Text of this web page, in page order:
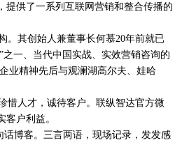
提供了一系列互联网营销和整合传播的
。其创始人兼董事长何慕20年前就已
一、当代中国实战、实效营销咨询的
业精神先后与观澜湖高尔夫、娃哈
惜人才，诚待客户。联纵智达官方微
户利益。
博客。三言两语，现场记录，发发感